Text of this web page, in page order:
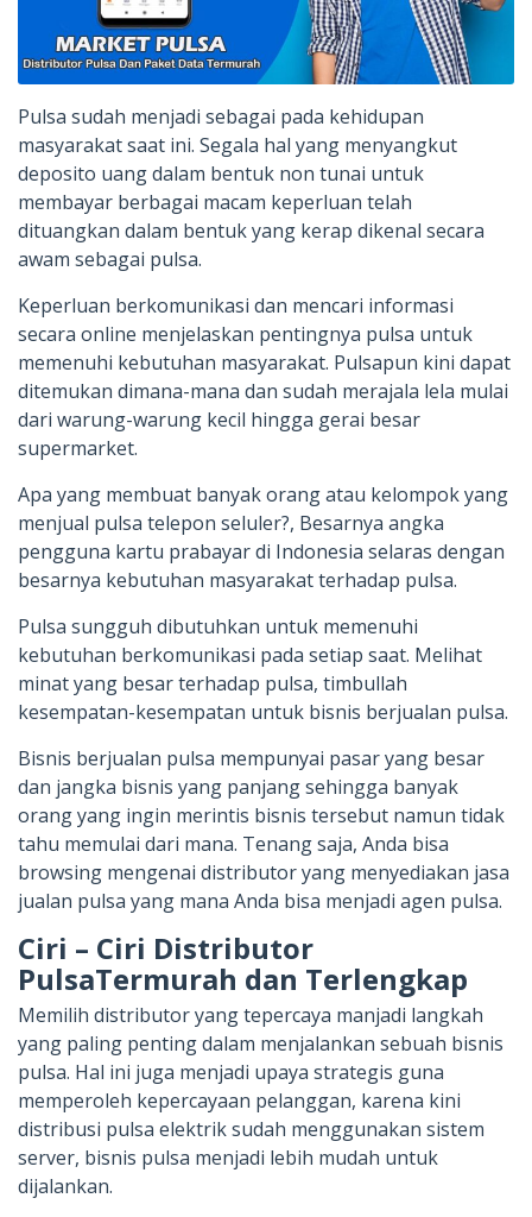
Pulsa sudah menjadi sebagai pada kehidupan
masyarakat saat ini. Segala hal yang menyangkut
deposito uang dalam bentuk non tunai untuk
membayar berbagai macam keperluan telah
dituangkan dalam bentuk yang kerap dikenal secara
awam sebagai pulsa.
Keperluan berkomunikasi dan mencari informasi
secara online menjelaskan pentingnya pulsa untuk
memenuhi kebutuhan masyarakat. Pulsapun kini dapat
ditemukan dimana-mana dan sudah merajala lela mulai
dari warung-warung kecil hingga gerai besar
supermarket.
Apa yang membuat banyak orang atau kelompok yang
menjual pulsa telepon seluler?, Besarnya angka
pengguna kartu prabayar di Indonesia selaras dengan
besarnya kebutuhan masyarakat terhadap pulsa.
Pulsa sungguh dibutuhkan untuk memenuhi
kebutuhan berkomunikasi pada setiap saat. Melihat
minat yang besar terhadap pulsa, timbullah
kesempatan-kesempatan untuk bisnis berjualan pulsa.
Bisnis berjualan pulsa mempunyai pasar yang besar
dan jangka bisnis yang panjang sehingga banyak
orang yang ingin merintis bisnis tersebut namun tidak
tahu memulai dari mana. Tenang saja, Anda bisa
browsing mengenai distributor yang menyediakan jasa
jualan pulsa yang mana Anda bisa menjadi agen pulsa.
Ciri – Ciri Distributor
PulsaTermurah dan Terlengkap
Memilih distributor yang tepercaya manjadi langkah
yang paling penting dalam menjalankan sebuah bisnis
pulsa. Hal ini juga menjadi upaya strategis guna
memperoleh kepercayaan pelanggan, karena kini
distribusi pulsa elektrik sudah menggunakan sistem
server, bisnis pulsa menjadi lebih mudah untuk
dijalankan.